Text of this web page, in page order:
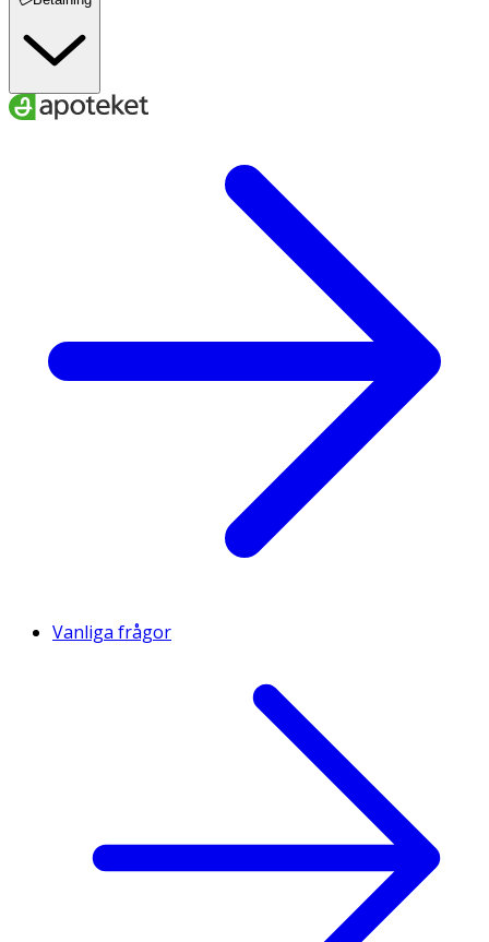
Vanliga frågor